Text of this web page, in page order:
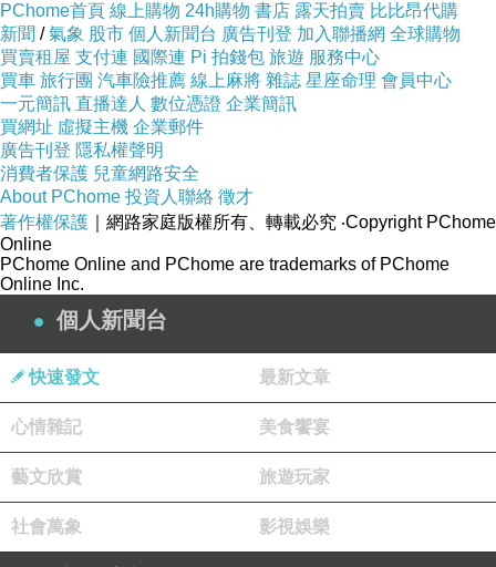
PChome首頁 線上購物 24h購物 書店 露天拍賣 比比昂代購
新聞 /氣象 股市 個人新聞台 廣告刊登 加入聯播網 全球購物
買賣租屋 支付連 國際連 Pi 拍錢包 旅遊 服務中心
買車 旅行團 汽車險推薦 線上麻將 雜誌 星座命理 會員中心
一元簡訊 直播達人 數位憑證 企業簡訊
買網址 虛擬主機 企業郵件
廣告刊登 隱私權聲明
消費者保護 兒童網路安全
About PChome 投資人聯絡 徵才
著作權保護 ｜網路家庭版權所有、轉載必究 ‧Copyright PChome
Online
PChome Online and PChome are trademarks of PChome
Online Inc.
個人新聞台
快速發文 最新文章
心情雜記 美食饗宴
藝文欣賞 旅遊玩家
社會萬象 影視娛樂